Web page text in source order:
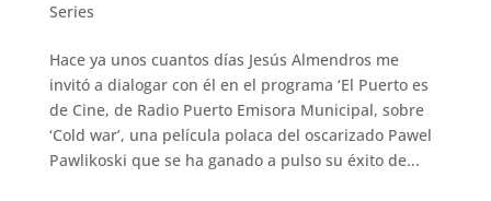
Series
Hace ya unos cuantos días Jesús Almendros me
invitó a dialogar con él en el programa ‘El Puerto es
de Cine, de Radio Puerto Emisora Municipal, sobre
‘Cold war’, una película polaca del oscarizado Pawel
Pawlikoski que se ha ganado a pulso su éxito de...